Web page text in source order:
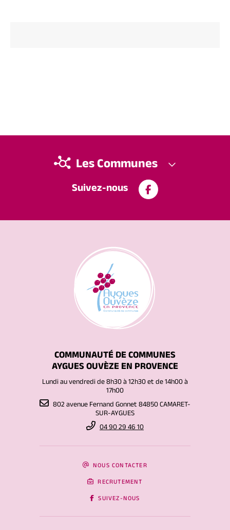
Suivez-nous
Les Communes
COMMUNAUTÉ DE COMMUNES
AYGUES OUVÈZE EN PROVENCE
Lundi au vendredi de 8h30 à 12h30 et de 14h00 à
17h00
802 avenue Fernand Gonnet 84850 CAMARET-
SUR-AYGUES
04 90 29 46 10
NOUS CONTACTER
RECRUTEMENT
SUIVEZ-NOUS